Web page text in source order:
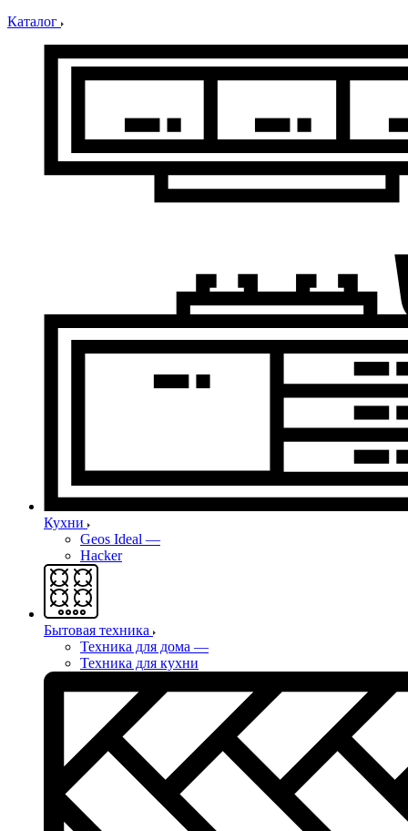
Каталог
Кухни
Geos Ideal —
Hacker
Бытовая техника
Техника для дома —
Техника для кухни